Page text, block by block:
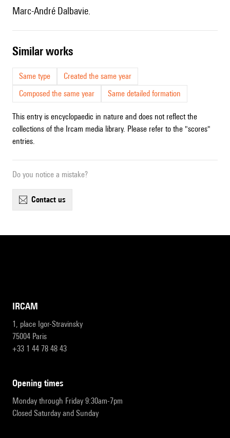
Marc-André Dalbavie.
similar works
Same type
Created the same year
Composed the same year
Same detailed formation
This entry is encyclopaedic in nature and does not reflect the
collections of the Ircam media library. Please refer to the "scores"
entries.
Do you notice a mistake?
contact us
IRCAM
1, place Igor-Stravinsky
75004 Paris
+33 1 44 78 48 43
opening times
Monday through Friday 9:30am-7pm
Closed Saturday and Sunday